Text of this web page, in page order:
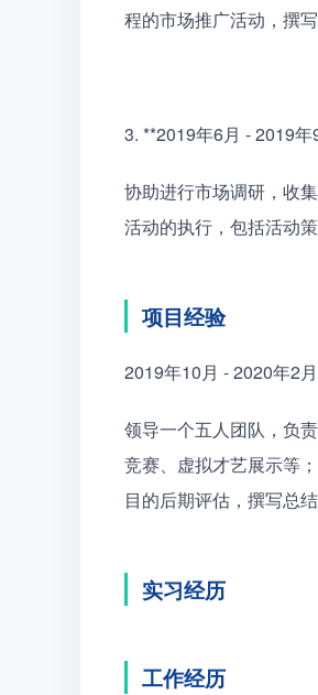
程的市场推广活动，撰
3. **2019年6月 - 2019
协助进行市场调研，收
活动的执行，包括活动
项目经验
2019年10月 - 2020年2
领导一个五人团队，负
竞赛、虚拟才艺展示等
目的后期评估，撰写总
实习经历
工作经历